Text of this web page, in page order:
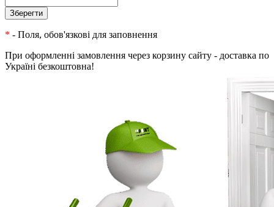
* - Поля, обов'язкові для заповнення
При оформленні замовлення через корзину сайту - доставка по
Україні безкоштовна!